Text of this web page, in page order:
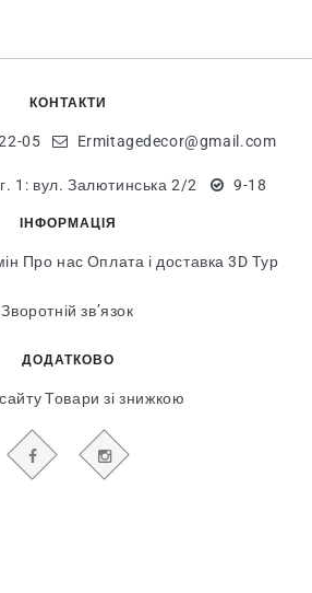
КОНТАКТИ
05 Ermitagedecor@gmail.com
1: вул. Залютинська 2/2 9-18
ІНФОРМАЦІЯ
Про нас Оплата і доставка 3D Тур
Зворотній зв’язок
ДОДАТКОВО
Товари зі знижкою